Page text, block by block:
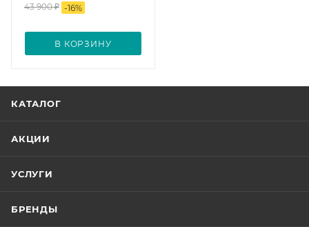
43 900₽ -16%
В КОРЗИНУ
КАТАЛОГ
АКЦИИ
УСЛУГИ
БРЕНДЫ